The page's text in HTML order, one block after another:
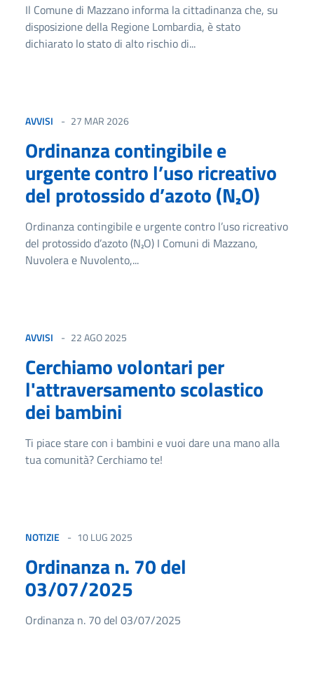
Il Comune di Mazzano informa la cittadinanza che, su
disposizione della Regione Lombardia, è stato
dichiarato lo stato di alto rischio di...
AVVISI 27 MAR 2026
Ordinanza contingibile e
urgente contro l’uso ricreativo
del protossido d’azoto (N₂O)
Ordinanza contingibile e urgente contro l’uso ricreativo
del protossido d’azoto (N₂O) I Comuni di Mazzano,
Nuvolera e Nuvolento,...
AVVISI 22 AGO 2025
Cerchiamo volontari per
l'attraversamento scolastico
dei bambini
Ti piace stare con i bambini e vuoi dare una mano alla
tua comunità? Cerchiamo te!
NOTIZIE 10 LUG 2025
Ordinanza n. 70 del
03/07/2025
Ordinanza n. 70 del 03/07/2025